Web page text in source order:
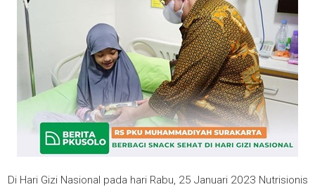
Di Hari Gizi Nasional pada hari Rabu, 25 Januari 2023 Nutrisionis